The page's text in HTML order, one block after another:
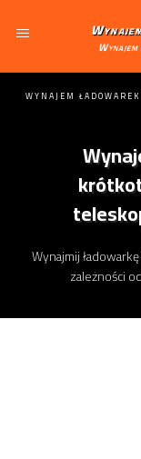
WYNAJEM
Wynajmij ładowarkę teleskopową na krótki lub dłuższy okres w
zależności